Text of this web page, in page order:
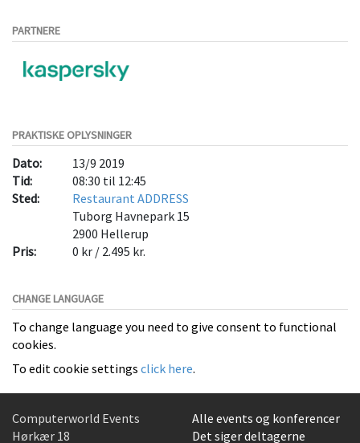
PARTNERE
PRAKTISKE OPLYSNINGER
Dato:
13/9 2019
Tid:
08:30 til 12:45
Sted:
Restaurant ADDRESS
Tuborg Havnepark 15
2900 Hellerup
Pris:
0 kr / 2.495 kr.
CHANGE LANGUAGE
To change language you need to give consent to functional
cookies.
To edit cookie settings click here.
Computerworld Events
Hørkær 18
Alle events og konferencer
Det siger deltagerne